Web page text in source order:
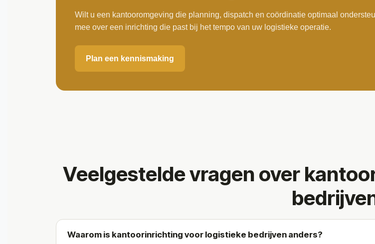
Wilt u een kantooromgeving die planning, dispatch en coördinatie optimaal
mee over een inrichting die past bij het tempo van uw logistieke operatie.
Plan een kennismaking
Veelgestelde vragen over
Waarom is kantoorinrichting voor logistieke bedrijven anders?